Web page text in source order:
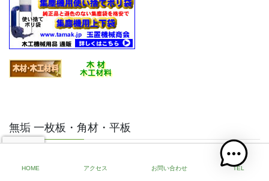
無垢 一枚板・角材・平板
一般の方でも卸価格で高品質な無垢天然木
をご購入いただける、製材メーカー直営通
HOME アクセス お問い合わせ TEL